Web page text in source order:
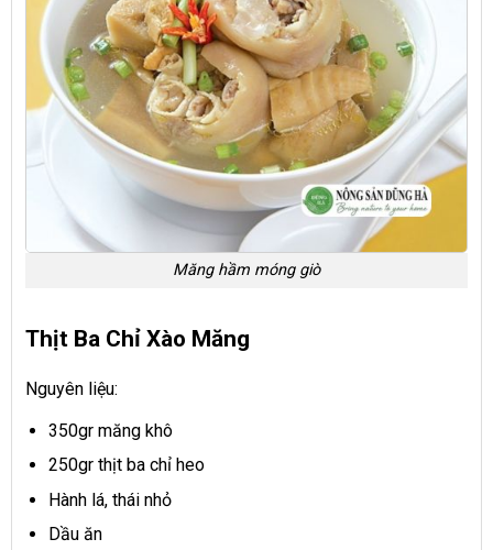
Măng hầm móng giò
Thịt Ba Chỉ Xào Măng
Nguyên liệu:
350gr măng khô
250gr thịt ba chỉ heo
Hành lá, thái nhỏ
Dầu ăn